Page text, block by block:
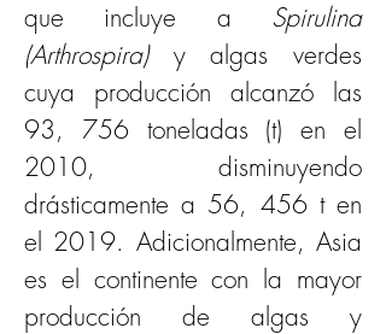
que incluye a Spirulina
(Arthrospira) y algas verdes
cuya producción alcanzó las
93, 756 toneladas (t) en el
2010, disminuyendo
drásticamente a 56, 456 t en
el 2019. Adicionalmente, Asia
es el continente con la mayor
producción de algas y